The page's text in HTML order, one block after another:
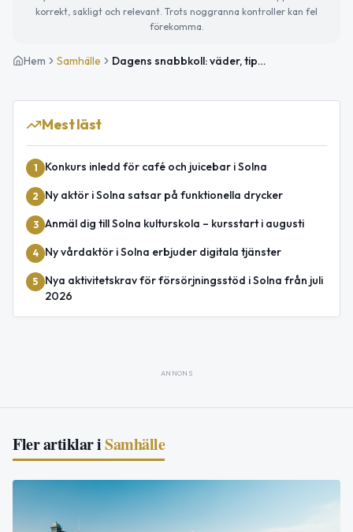
korrekt, sakligt och relevant. Trots noggranna kontroller kan fel
förekomma.
Hem Samhälle Dagens snabbkoll: väder, tips och internationell utveckling
Mest läst
1 Konkurs inledd för café och juicebar i Solna
2 Ny aktör i Solna satsar på funktionella drycker
3 Anmäl dig till Solna kulturskola – kursstart i augusti
4 Ny vårdaktör i Solna erbjuder digitala tjänster
5
Nya aktivitetskrav för försörjningsstöd i Solna från juli
2026
ANNONS
Fler artiklar iSamhälle